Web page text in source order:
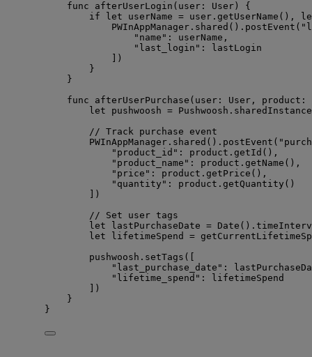
func
afterUserLogin ( user : User )
{
if
let userName = user. getUserName (),
PWInAppManager. shared (). postEvent ( "
" name " :
userName,
" last_login " :
lastLogin
)
}
}
func
afterUserPurchase ( user : User, product :
let pushwoosh = Pushwoosh. sharedInstance
// Track purchase event
PWInAppManager. shared (). postEvent ( "
" product_id " : product. getId () ,
" product_name " : product. getName () ,
" price " : product. getPrice () ,
" quantity " : product. getQuantity ()
)
// Set user tags
let lastPurchaseDate = Date ().
let lifetimeSpend =
pushwoosh. setTags (
" last_purchase_date " :
" lifetime_spend " :
lifetimeSpend
)
}
}